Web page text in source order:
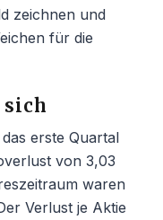
zeichnen und
für die
erste Quartal
von 3,03
waren
Verlust je Aktie